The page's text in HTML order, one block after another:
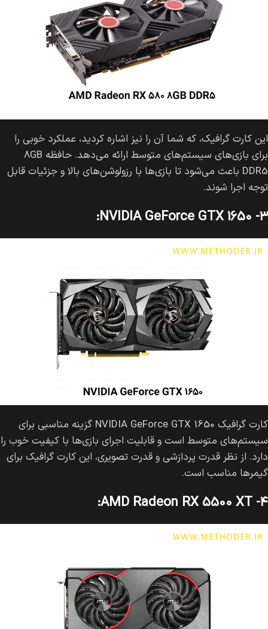
این کارت گرافیک، که شما آن را نیز اشاره کردید، عملکرد خوبی را
برای بازی‌های سیستم‌های متوسط ارائه می‌دهد. حافظه 8GB
DDR5 باعث می‌شود تا بازی‌ها با رزولوشن‌های بالا و جزئیات قابل
توجه اجرا شوند.
۳- NVIDIA GeForce GTX 1650:
کارت گرافیک NVIDIA GeForce GTX 1650 گزینه مناسبی برای
سیستم‌های متوسط است و قابلیت اجرای بازی‌ها با کیفیت خوب را
دارد. از نظر قدرت پردازشی و قدرت تصویری، این کارت گرافیک برای
گیمرها مناسب است.
۴- AMD Radeon RX 5500 XT: